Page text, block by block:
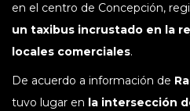
en el centro de Concepción,
un taxibus incrustado en la
locales comerciales.
De acuerdo a información de
tuvo lugar en la intersección